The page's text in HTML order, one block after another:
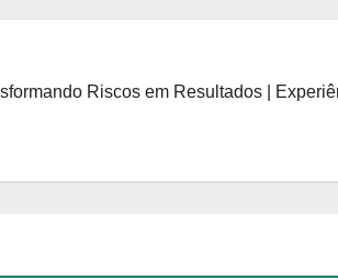
Riscos em Resultados |